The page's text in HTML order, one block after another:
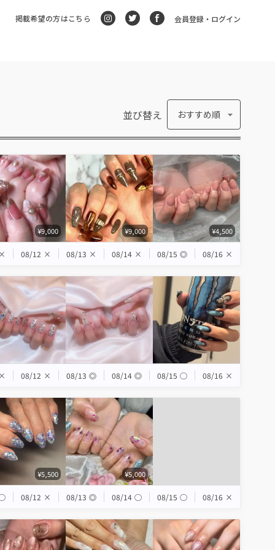
掲載希望の方はこちら 会員登録・ログイン
並び替え おすすめ順
¥9,000 ¥9,000 ¥4,500
08/12 × 08/13 × 08/14 × 08/15 ◎ 08/16 ×
08/12 × 08/13 ◎ 08/14 ◎ 08/15 ◯ 08/16 ×
¥5,500 ¥5,000
08/12 × 08/13 ◎ 08/14 ◯ 08/15 ◯ 08/16 ×